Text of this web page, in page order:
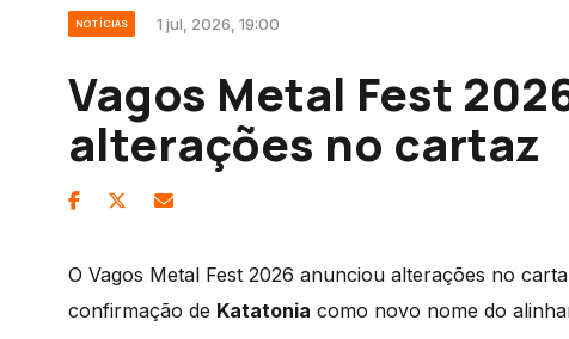
NOTÍCIAS 1 jul, 2026, 19:00
Vagos Metal Fest
alterações no cartaz
O Vagos Metal Fest 2026 anunciou alterações no
confirmação de Katatonia como novo nome do